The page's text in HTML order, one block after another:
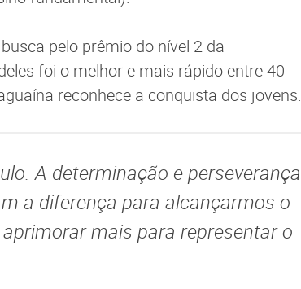
pelo prêmio do nível 2 da
foi o melhor e mais rápido entre 40
reconhece a conquista dos jovens.
A determinação e perseverança
a diferença para alcançarmos o
mais para representar o